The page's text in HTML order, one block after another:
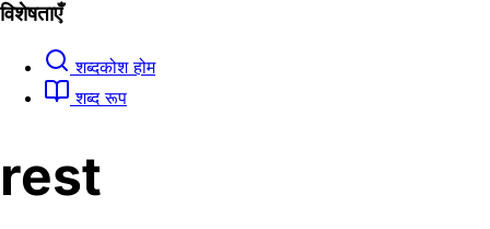
विशेषताएँ
शब्दकोश होम
शब्द रूप
rest